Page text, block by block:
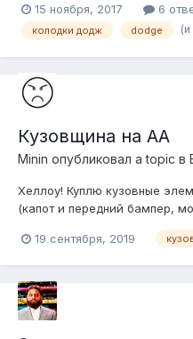
колодки 80х начало 90х
http://dropmefiles.com/yV29Q
15 ноября, 2017 6
колодки додж dodge
Кузовщина на АА
Minin опубликовал a topic в
Хеллоу! Куплю кузовные
(капот и передний бампер,
в этом посте - капот для
19 сентября, 2019